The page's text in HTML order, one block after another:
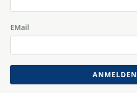
EMail
ANMELDEN